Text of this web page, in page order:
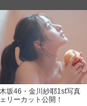
木坂46・金川紗耶1st写真
リーカット公開！